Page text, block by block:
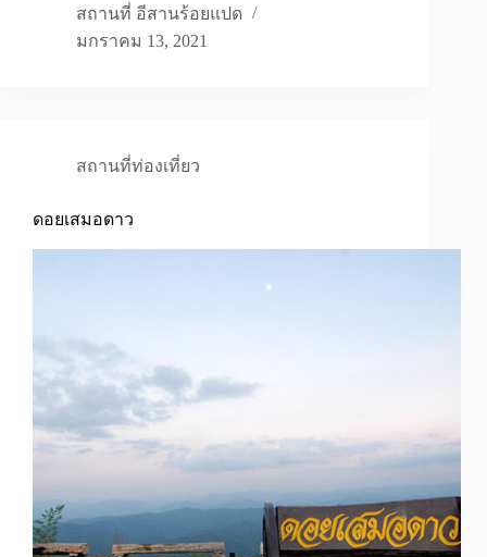
สถานที่ อีสานร้อยแปด
มกราคม 13, 2021
สถานที่ท่องเที่ยว
ดอยเสมอดาว